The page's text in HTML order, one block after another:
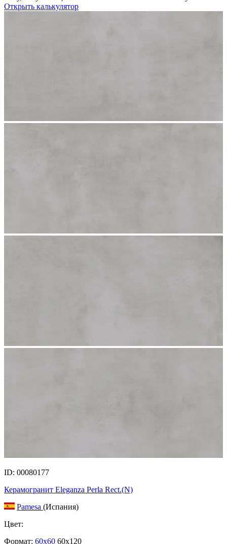
Открыть калькулятор
ID: 00080177
Керамогранит Eleganza Perla Rect.(N)
Pamesa (Испания)
Цвет:
Формат: 60x60 60x120